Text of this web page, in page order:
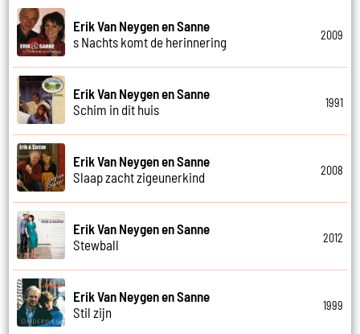
Erik Van Neygen en Sanne
s Nachts komt de herinnering
2009
Erik Van Neygen en Sanne
Schim in dit huis
1991
Erik Van Neygen en Sanne
Slaap zacht zigeunerkind
2008
Erik Van Neygen en Sanne
Stewball
2012
Erik Van Neygen en Sanne
Stil zijn
1999